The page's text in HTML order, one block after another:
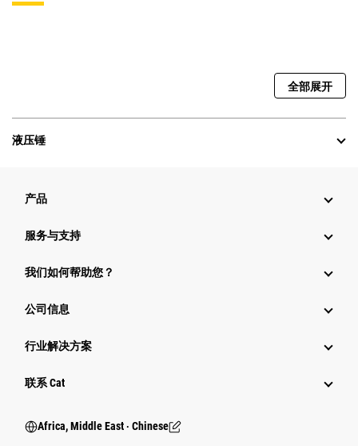
全部展开
液压锤
产品
服务与支持
我们如何帮助您？
公司信息
行业解决方案
行业
联系 Cat
Africa, Middle East ‧ Chinese